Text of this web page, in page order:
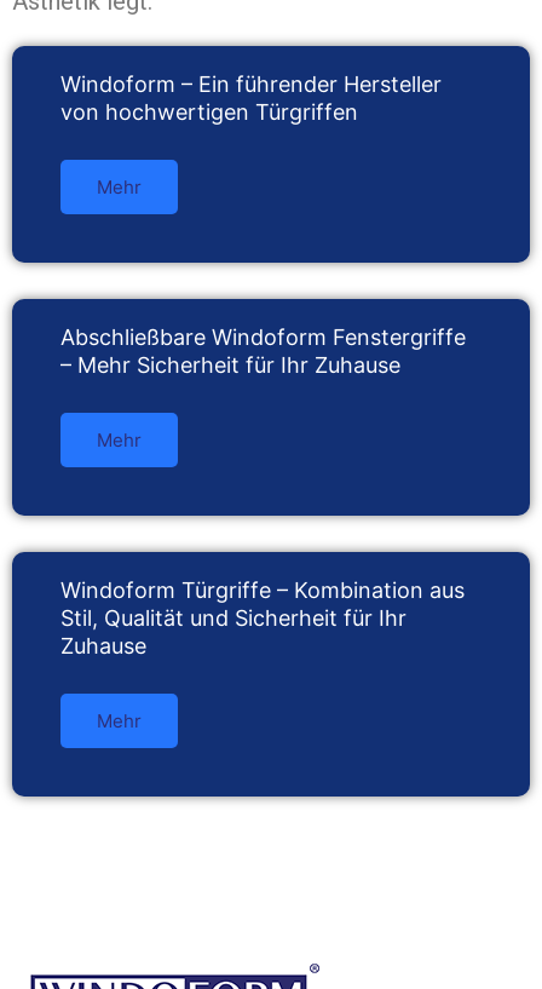
Windoform – Ein führender Hersteller
von hochwertigen Türgriffen
Mehr
Abschließbare Windoform Fenstergriffe
– Mehr Sicherheit für Ihr Zuhause
Mehr
Windoform Türgriffe – Kombination aus
Stil, Qualität und Sicherheit für Ihr
Zuhause
Mehr